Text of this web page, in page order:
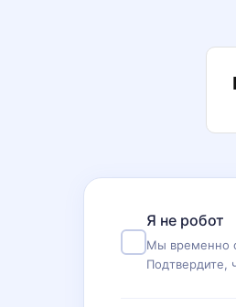
Я не робот
Мы временно
Подтвердите,